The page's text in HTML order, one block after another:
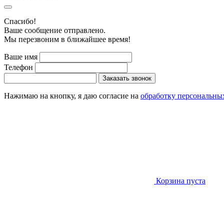
Cпасибо!
Ваше сообщение отправлено.
Мы перезвоним в ближайшее время!
Ваше имя
Телефон
Заказать звонок
Нажимаю на кнопку, я даю согласие на обработку
Корзина пуста